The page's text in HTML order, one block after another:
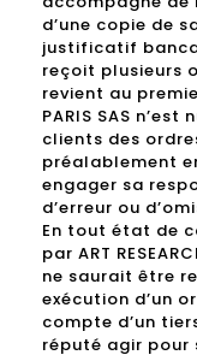
d’une copie de
justificatif
reçoit plusieurs
revient au
PARIS SAS
clients des
préalablement
engager sa
d’erreur ou
En tout état de
par ART
ne saurait être
exécution d’un
compte d’un
réputé agir pour